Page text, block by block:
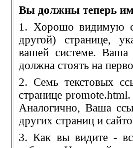
Вы должны теперь
1. Хорошо видимую
другой) странице,
вашей системе. Ваша
должна стоять на
2. Семь текстовых
странице
Аналогично, Ваша
других страниц и
3. Как вы видите -